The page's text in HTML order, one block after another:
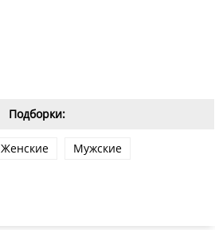
Подборки:
Женские Мужские